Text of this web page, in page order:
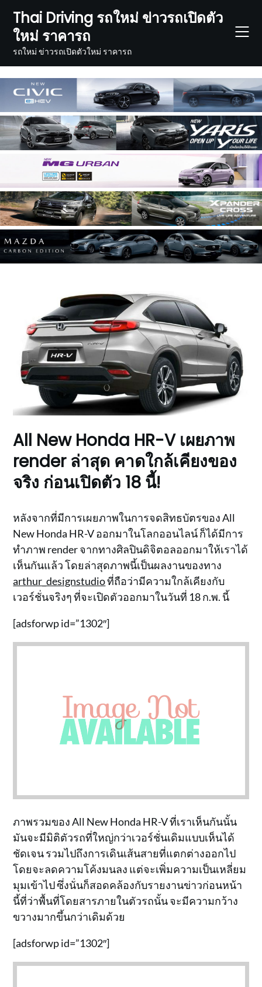
content
Thai Driving รถใหม่ ข่าวรถเปิดตัว
ใหม่ ราคารถ
รถใหม่ ข่าวรถเปิดตัวใหม่ ราคารถ
All New Honda HR-V เผยภาพ
render ล่าสุด คาดใกล้เคียงของ
จริง ก่อนเปิดตัว 18 นี้!
หลังจากที่มีการเผยภาพในการจดสิทธบัตรของ All
New Honda HR-V ออกมาในโลกออนไลน์ ก็ได้มีการ
ทำภาพ render จากทางศิลปินดิจิตอลออกมาให้เราได้
เห็นกันแล้ว โดยล่าสุดภาพนี้เป็นผลงานของทาง
arthur_designstudioที่ถือว่ามีความใกล้เคียงกับ
เวอร์ชั่นจริงๆ ที่จะเปิดตัวออกมาในวันที่ 18 ก.พ. นี้
[adsforwp id=”1302″]
ภาพรวมของ All New Honda HR-V ที่เราเห็นกันนั้น
มันจะมีมิติตัวรถที่ใหญ่กว่าเวอร์ชั่นเดิมแบบเห็นได้
ชัดเจน รวมไปถึงการเดินเส้นสายที่แตกต่างออกไป
โดยจะลดความโค้งมนลง แต่จะเพิ่มความเป็นเหลี่ยม
มุมเข้าไป ซึ่งนั่นก็สอดคล้องกับรายงานข่าวก่อนหน้า
นี้ที่ว่าพื้นที่โดยสารภายในตัวรถนั้น จะมีความกว้าง
ขวางมากขึ้นกว่าเดิมด้วย
[adsforwp id=”1302″]